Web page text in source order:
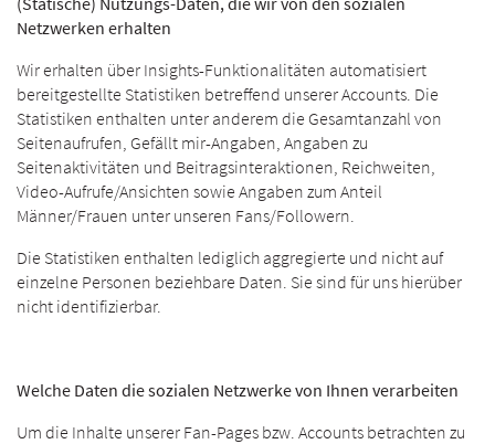
Netzwerken erhalten
Wir erhalten über Insights-Funktionalitäten automatisiert
bereitgestellte Statistiken betreffend unserer Accounts. Die
Statistiken enthalten unter anderem die Gesamtanzahl von
Seitenaufrufen, Gefällt mir-Angaben, Angaben zu
Seitenaktivitäten und Beitragsinteraktionen, Reichweiten,
Video-Aufrufe/Ansichten sowie Angaben zum Anteil
Männer/Frauen unter unseren Fans/Followern.
Die Statistiken enthalten lediglich aggregierte und nicht auf
einzelne Personen beziehbare Daten. Sie sind für uns hierüber
nicht identifizierbar.
Welche Daten die sozialen Netzwerke von Ihnen verarbeiten
Um die Inhalte unserer Fan-Pages bzw. Accounts betrachten zu